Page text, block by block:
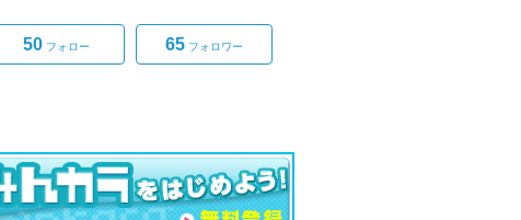
50 フォロー 65 フォロワー